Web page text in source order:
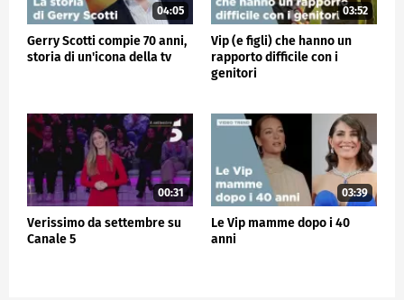
04:05
Gerry Scotti compie 70 anni,
storia di un'icona della tv
03:52
Vip (e figli) che hanno un
rapporto difficile con i
genitori
00:31
Verissimo da settembre su
Canale 5
03:39
Le Vip mamme dopo i 40
anni